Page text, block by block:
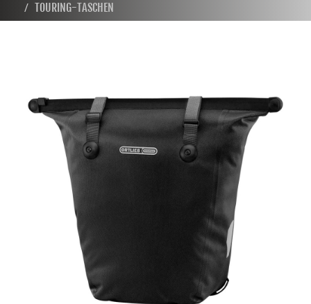
TOURING-TASCHEN